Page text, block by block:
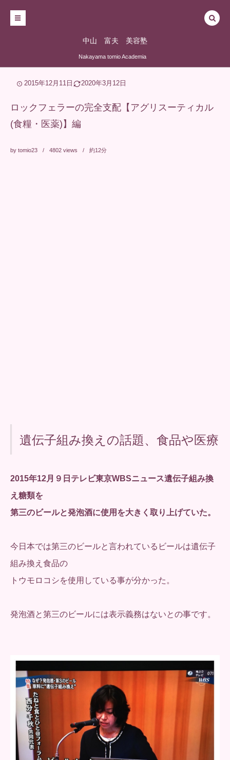
中山 富夫 美容塾
Nakayama tomio Academia
2015年12月11日 2020年3月12日
ロックフェラーの完全支配【アグリスーティカル
(食糧・医薬)】編
by tomio23 4802 views 約12分
遺伝子組み換えの話題、食品や医療
2015年12月９日テレビ東京WBSニュース遺伝子組み換
え糖類を
第三のビールと発泡酒に使用を大きく取り上げていた。
今日本では第三のビールと言われているビールは遺伝子
組み換え食品の
トウモロコシを使用している事が分かった。
発泡酒と第三のビールには表示義務はないとの事です。